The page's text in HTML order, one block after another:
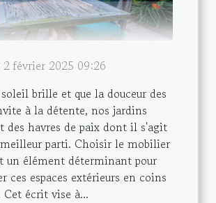
février 2025 09:26
brille et que la douceur des
à la détente, nos jardins
des havres de paix dont il s'agit
parti. Choisir le mobilier
un élément déterminant pour
ces espaces extérieurs en coins
Cet écrit vise à...